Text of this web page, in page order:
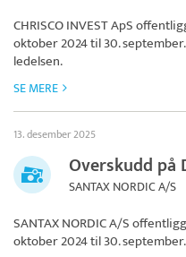
CHRISCO INVEST ApS
oktober 2024 til 30. september.
ledelsen.
SE MERE
13. desember 2025
Overskudd på
SANTAX NORDIC A/S
SANTAX NORDIC A/S
oktober 2024 til 30. september.